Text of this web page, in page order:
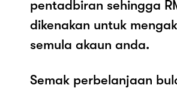
pentadbiran sehingga
dikenakan untuk
semula akaun anda.
Semak perbelanjaan